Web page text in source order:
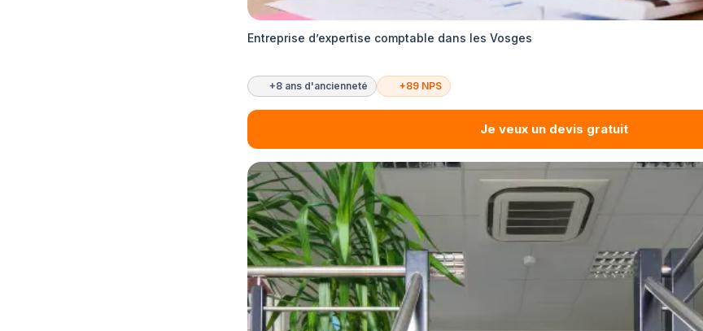
Entreprise d’expertise comptable dans les Vosges
+8 ans d'ancienneté +89 NPS
Je veux un devis gratuit